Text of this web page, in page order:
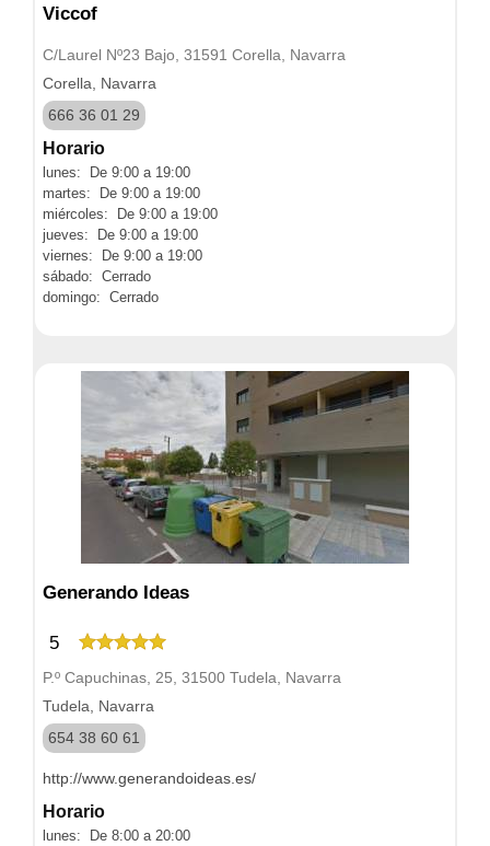
Viccof
C/Laurel Nº23 Bajo, 31591 Corella, Navarra
Corella, Navarra
666 36 01 29
Horario
lunes: De 9:00 a 19:00
martes: De 9:00 a 19:00
miércoles: De 9:00 a 19:00
jueves: De 9:00 a 19:00
viernes: De 9:00 a 19:00
sábado: Cerrado
domingo: Cerrado
Generando Ideas
5
P.º Capuchinas, 25, 31500 Tudela, Navarra
Tudela, Navarra
654 38 60 61
http://www.generandoideas.es/
Horario
lunes: De 8:00 a 20:00